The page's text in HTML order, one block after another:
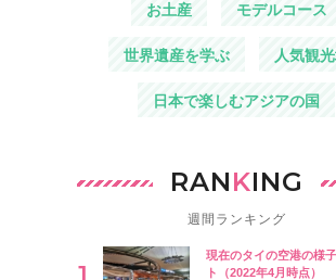
お土産 モデルコース
世界遺産を学ぶ 人気観
日本で楽しむアジアの国
RANKING
週間ランキング
現在のタイの空港の様
ト（2022年4月時点）